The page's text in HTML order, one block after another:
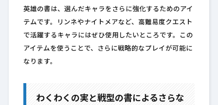
英雄の書は、選んだキャラをさらに強化するためのアイ
テムです。リンネやナイトメアなど、高難易度クエスト
で活躍するキャラにはぜひ使用したいところです。この
アイテムを使うことで、さらに戦略的なプレイが可能に
なります。
わくわくの実と戦型の書によるさらな